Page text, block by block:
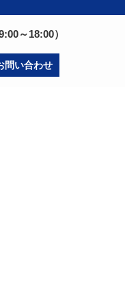
問い合わせ
～18:00）